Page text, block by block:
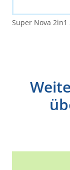
Super Nova